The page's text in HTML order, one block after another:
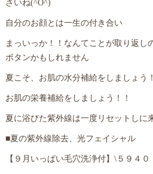
さいね(^O^)
自分のお顔とは一生の付き合い
まっいっか！！なんてことが取り返し
ボタンかもしれません
夏こそ、お肌の水分補給をしましょう
お肌の栄養補給をしましょう！！
夏に浴びた紫外線は一度リセットしに
■夏の紫外線除去、光フェイシャル
【９月いっぱい毛穴洗浄付】\５９４０